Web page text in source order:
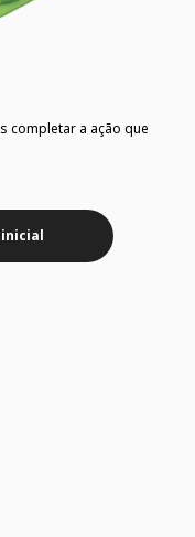
completar a ação que